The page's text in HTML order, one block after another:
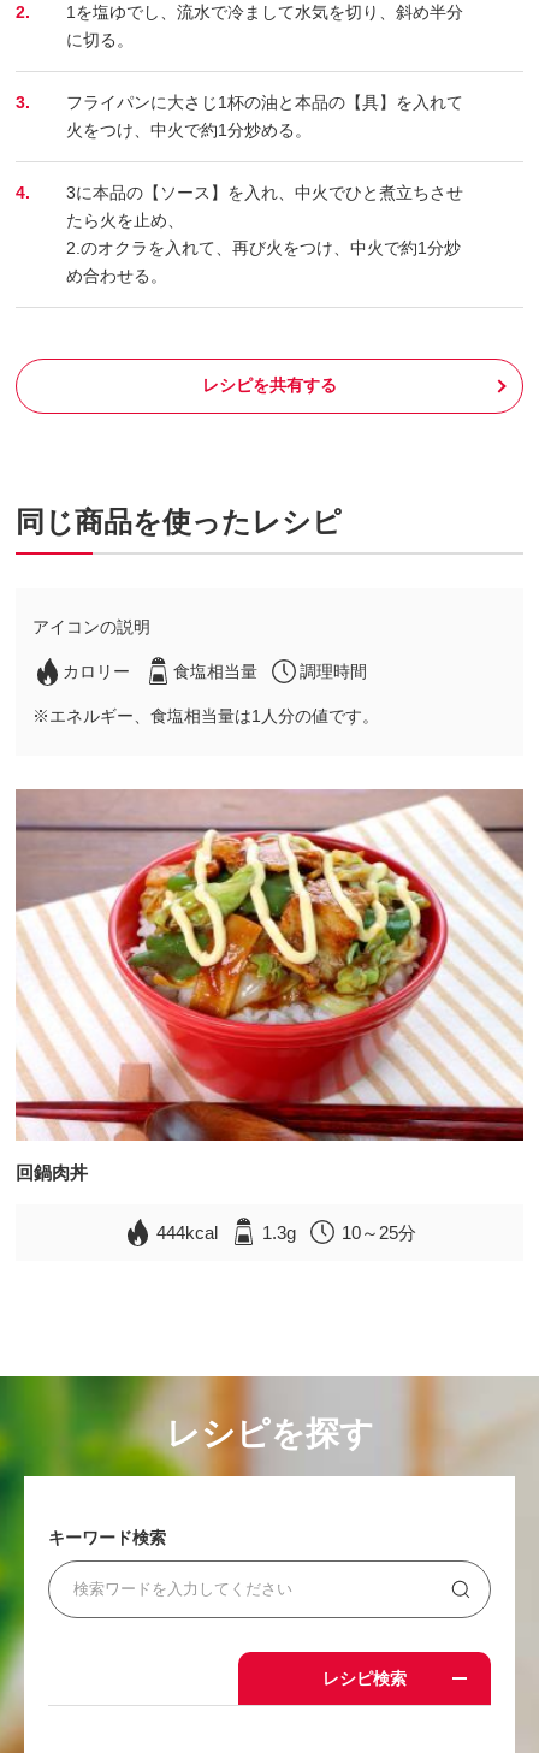
2.
1を塩ゆでし、流水で冷まして水気を切り、斜め半分
に切る。
3.
フライパンに大さじ1杯の油と本品の【具】を入れて
火をつけ、中火で約1分炒める。
4.
3に本品の【ソース】を入れ、中火でひと煮立ちさせ
たら火を止め、
2.のオクラを入れて、再び火をつけ、中火で約1分炒
め合わせる。
レシピを共有する
同じ商品を使ったレシピ
アイコンの説明
カロリー 食塩相当量 調理時間
※エネルギー、食塩相当量は1人分の値です。
回鍋肉丼
444kcal 1.3g 10～25分
レシピを探す
キーワード検索
レシピ検索